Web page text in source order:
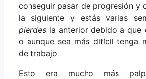
conseguir pasar de progresión y
la siguiente y estás varias
pierdes la anterior debido a que
o aunque sea más difícil tenga
de trabajo.
Esto era mucho más